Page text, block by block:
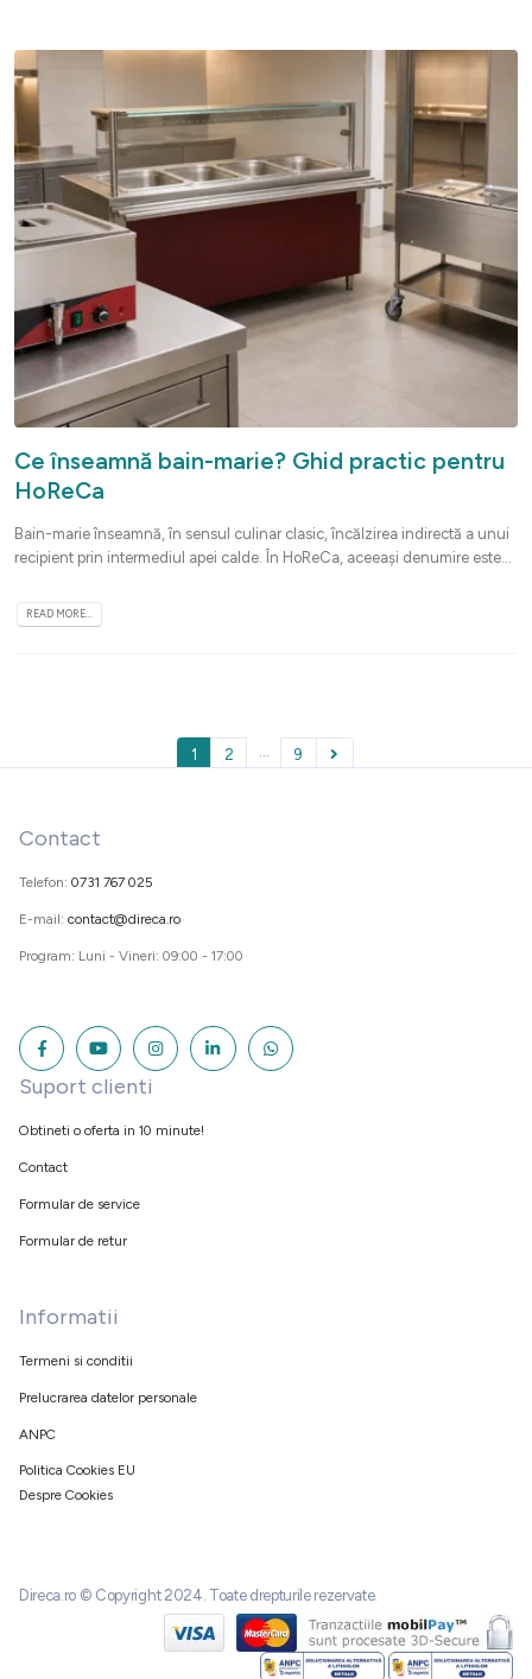
Ce înseamnă bain-marie? Ghid practic pentru
HoReCa
Bain-marie înseamnă, în sensul culinar clasic, încălzirea indirectă a unui
recipient prin intermediul apei calde. În HoReCa, aceeași denumire este...
READ MORE...
1 2 … 9
Contact
Telefon: 0731 767 025
E-mail: contact@direca.ro
Program: Luni - Vineri: 09:00 - 17:00
Suport clienti
Obtineti o oferta in 10 minute!
Contact
Formular de service
Formular de retur
Informatii
Termeni si conditii
Prelucrarea datelor personale
ANPC
Politica Cookies EU
Despre Cookies
Direca.ro © Copyright 2024. Toate drepturile rezervate.